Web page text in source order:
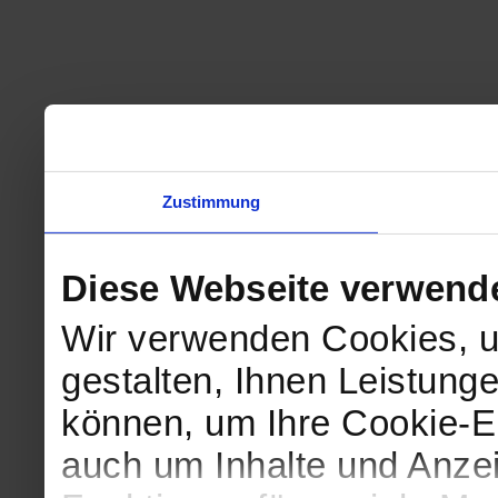
Zustimmung
Diese Webseite
Wir verwenden Cookies,
gestalten, Ihnen
können, um Ihre Cookie-
auch um Inhalte und